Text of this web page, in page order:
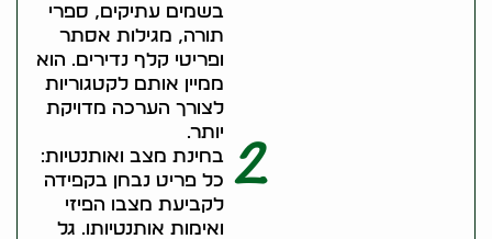
בשמים עתיקים, ספרי
תורה, מגילות אסתר
ופריטי קלף נדירים. הוא
ממיין אותם לקטגוריות
לצורך הערכה מדויקת
יותר.
2 בחינת מצב ואותנטיות:
כל פריט נבחן בקפידה
לקביעת מצבו הפיזי
ואימות אותנטיותו. גל